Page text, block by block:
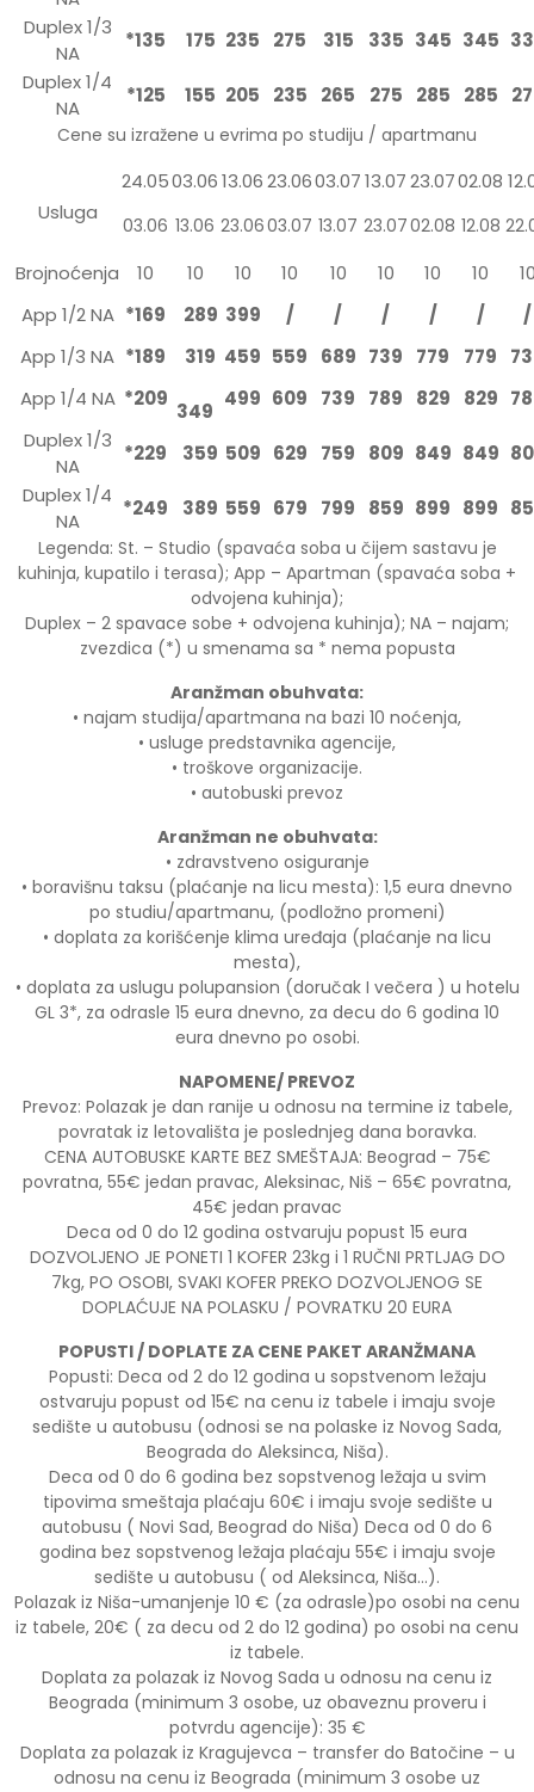
Duplex 1/3
NA
*135 175 235 275 315 335 345 345
Duplex 1/4
NA
*125 155 205 235 265 275 285 285
Cene su izražene u evrima po studiju / apartmanu
Usluga
24.05
03.06
03.06
13.06
13.06
23.06
23.06
03.07
03.07
13.07
13.07
23.07
23.07
02.08
02.08
12.08
Brojnoćenja 10 10 10 10 10 10 10 10
App 1/2 NA *169 289 399 / / / / /
/
App 1/3 NA *189 319 459 559 689 739 779 779
App 1/4 NA *209
349
499 609 739 789 829 829
Duplex 1/3
NA
*229 359 509 629 759 809 849 849
Duplex 1/4
NA
*249 389 559 679 799 859 899 899
Legenda: St. – Studio (spavaća soba u čijem sastavu je
kuhinja, kupatilo i terasa); App – Apartman (spavaća soba +
odvojena kuhinja);
Duplex – 2 spavace sobe + odvojena kuhinja); NA – najam;
zvezdica (*) u smenama sa * nema popusta
Aranžman obuhvata:
• najam studija/apartmana na bazi 10 noćenja,
• usluge predstavnika agencije,
• troškove organizacije.
• autobuski prevoz
Aranžman ne obuhvata:
• zdravstveno osiguranje
• boravišnu taksu (plaćanje na licu mesta): 1,5 eura dnevno
po studiu/apartmanu, (podložno promeni)
• doplata za korišćenje klima uređaja (plaćanje na licu
mesta),
• doplata za uslugu polupansion (doručak I večera ) u hotelu
GL 3*, za odrasle 15 eura dnevno, za decu do 6 godina 10
eura dnevno po osobi.
NAPOMENE/ PREVOZ
Prevoz: Polazak je dan ranije u odnosu na termine iz tabele,
povratak iz letovališta je poslednjeg dana boravka.
CENA AUTOBUSKE KARTE BEZ SMEŠTAJA: Beograd – 75€
povratna, 55€ jedan pravac, Aleksinac, Niš – 65€ povratna,
45€ jedan pravac
Deca od 0 do 12 godina ostvaruju popust 15 eura
DOZVOLJENO JE PONETI 1 KOFER 23kg i 1 RUČNI PRTLJAG DO
7kg, PO OSOBI, SVAKI KOFER PREKO DOZVOLJENOG SE
DOPLAĆUJE NA POLASKU / POVRATKU 20 EURA
POPUSTI / DOPLATE ZA CENE PAKET ARANŽMANA
Popusti: Deca od 2 do 12 godina u sopstvenom ležaju
ostvaruju popust od 15€ na cenu iz tabele i imaju svoje
sedište u autobusu (odnosi se na polaske iz Novog Sada,
Beograda do Aleksinca, Niša).
Deca od 0 do 6 godina bez sopstvenog ležaja u svim
tipovima smeštaja plaćaju 60€ i imaju svoje sedište u
autobusu ( Novi Sad, Beograd do Niša) Deca od 0 do 6
godina bez sopstvenog ležaja plaćaju 55€ i imaju svoje
sedište u autobusu ( od Aleksinca, Niša…).
Polazak iz Niša-umanjenje 10 € (za odrasle)po osobi na cenu
iz tabele, 20€ ( za decu od 2 do 12 godina) po osobi na cenu
iz tabele.
Doplata za polazak iz Novog Sada u odnosu na cenu iz
Beograda (minimum 3 osobe, uz obaveznu proveru i
potvrdu agencije): 35 €
Doplata za polazak iz Kragujevca – transfer do Batočine – u
odnosu na cenu iz Beograda (minimum 3 osobe uz